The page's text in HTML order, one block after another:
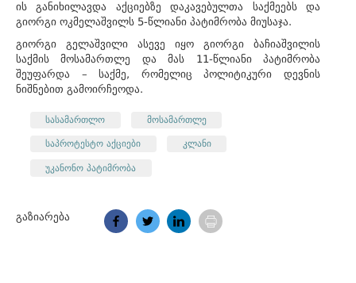
ის განიხილავდა აქციებზე დაკავებულთა საქმეებს და
გიორგი ოკმელაშვილს 5-წლიანი პატიმრობა მიუსაჯა.
გიორგი გელაშვილი ასევე იყო გიორგი ბაჩიაშვილის
საქმის მოსამართლე და მას 11-წლიანი პატიმრობა
შეუფარდა – საქმე, რომელიც პოლიტიკური დევნის
ნიშნებით გამოირჩეოდა.
სასამართლო მოსამართლე
საპროტესტო აქციები კლანი
უკანონო პატიმრობა
გაზიარება